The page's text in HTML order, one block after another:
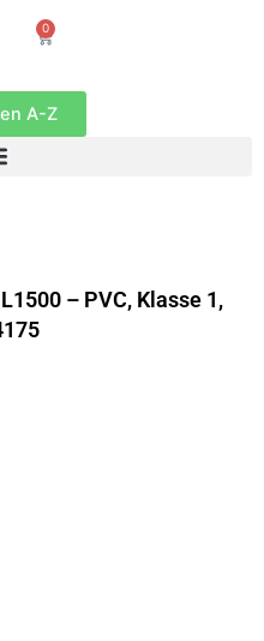
0
Winkelwagen
A-Z
– PVC, Klasse 1,